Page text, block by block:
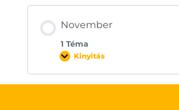
November
1 Téma
Kinyitás
November